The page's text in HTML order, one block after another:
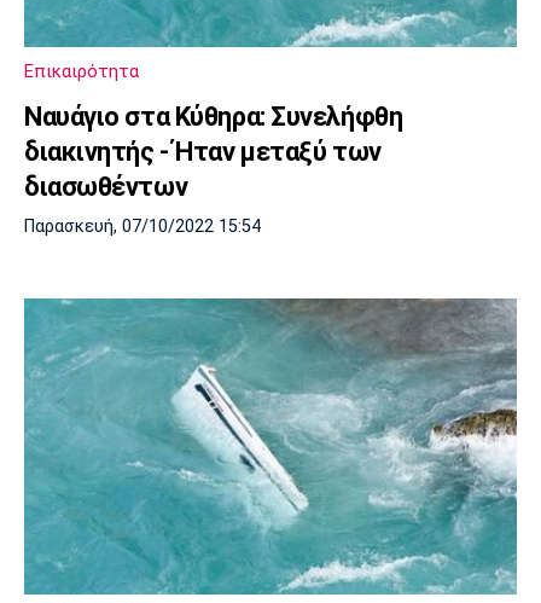
Επικαιρότητα
Ναυάγιο στα Κύθηρα: Συνελήφθη
διακινητής - Ήταν μεταξύ των
διασωθέντων
Παρασκευή, 07/10/2022 15:54